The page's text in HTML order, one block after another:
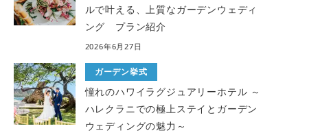
ルで叶える、上質なガーデンウェディ
ング プラン紹介
2026年6月27日
ガーデン挙式
憧れのハワイラグジュアリーホテル ～
ハレクラニでの極上ステイとガーデン
ウェディングの魅力～